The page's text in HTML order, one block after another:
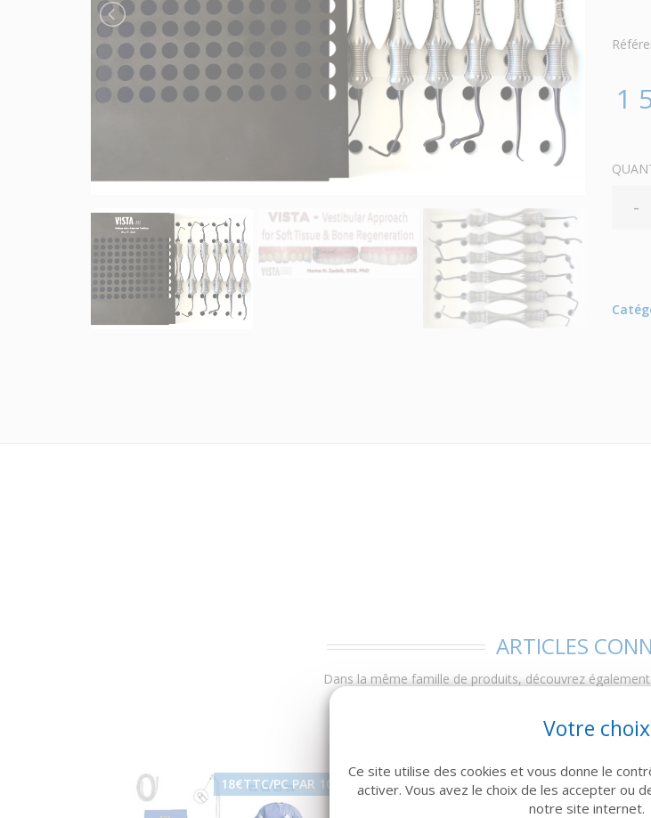
1
-
ARTICLES
Dans la même famille de produits, découvrez
18€TTC/PC PAR 10
Votre choix
Ce site utilise des cookies et vous donne le
activer. Vous avez le choix de les accepter ou
notre site internet.